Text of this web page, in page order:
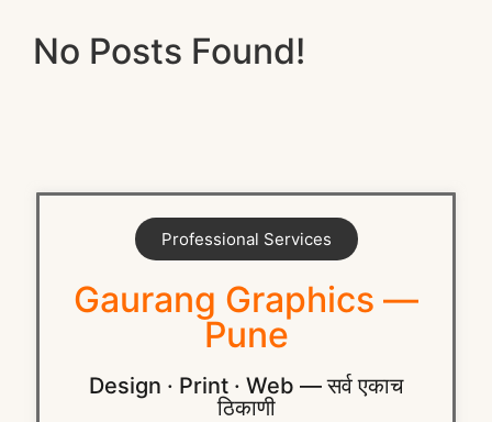
No Posts Found!
Professional Services
Gaurang Graphics —
Pune
Design · Print · Web — सर्व एकाच
ठिकाणी